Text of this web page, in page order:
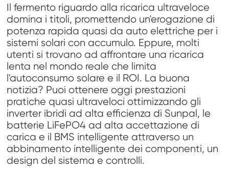
Il fermento riguardo alla ricarica ultraveloce
domina i titoli, promettendo un'erogazione di
potenza rapida quasi da auto elettriche per i
sistemi solari con accumulo. Eppure, molti
utenti si trovano ad affrontare una ricarica
lenta nel mondo reale che limita
l'autoconsumo solare e il ROI. La buona
notizia? Puoi ottenere oggi prestazioni
pratiche quasi ultraveloci ottimizzando gli
inverter ibridi ad alta efficienza di Sunpal, le
batterie LiFePO4 ad alta accettazione di
carica e il BMS intelligente attraverso un
abbinamento intelligente dei componenti, un
design del sistema e controlli.